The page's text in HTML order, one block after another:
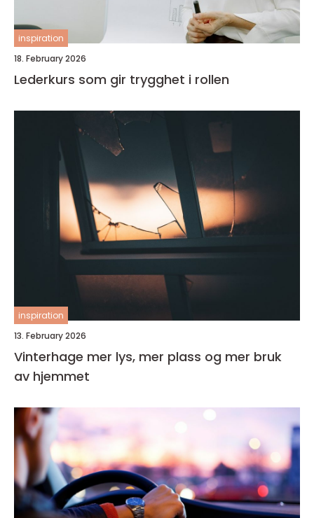
inspiration
18. February 2026
Lederkurs som gir trygghet i rollen
inspiration
13. February 2026
Vinterhage mer lys, mer plass og mer bruk
av hjemmet